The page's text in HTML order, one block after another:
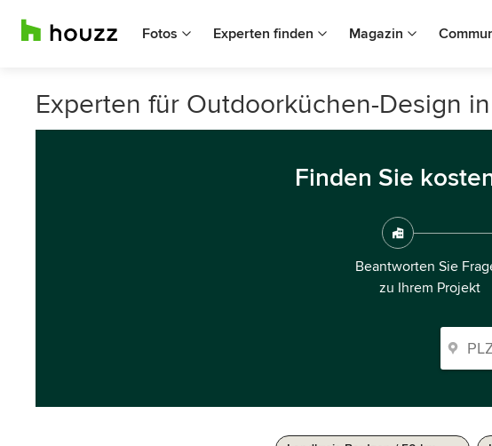
Fotos Experten finden Magazin
Experten für Outdoorküchen-Design
Finden Sie
Beantworten Sie
zu Ihrem Projekt